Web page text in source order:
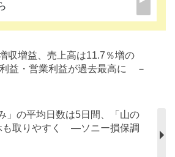
収増益、売上高は11.7％増の
益・営業利益が過去最高に －
」の平均日数は5日間、「山の
も取りやすく ―ソニー損保調